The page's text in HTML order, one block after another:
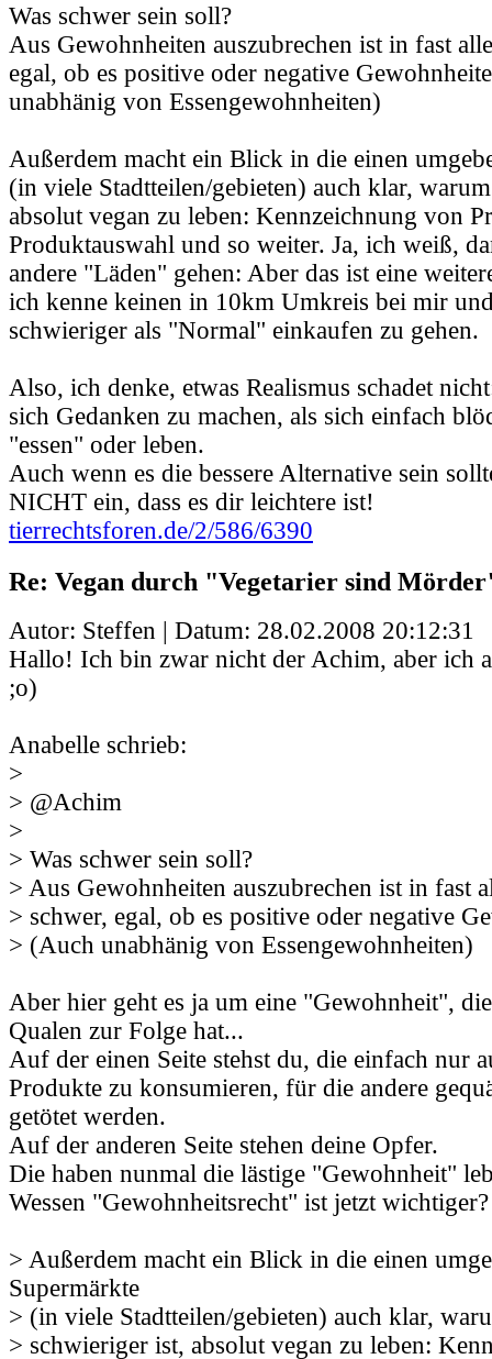
Was schwer sein soll?
Aus Gewohnheiten auszubrechen ist in fast
egal, ob es positive oder negative
unabhänig von Essengewohnheiten)
Außerdem macht ein Blick in die einen
(in viele Stadtteilen/gebieten) auch klar,
absolut vegan zu leben: Kennzeichnung von
Produktauswahl und so weiter. Ja, ich weiß,
andere "Läden" gehen: Aber das ist eine
ich kenne keinen in 10km Umkreis bei mir
schwieriger als "Normal" einkaufen zu gehen.
Also, ich denke, etwas Realismus schadet
sich Gedanken zu machen, als sich einfach
"essen" oder leben.
Auch wenn es die bessere Alternative sein
NICHT ein, dass es dir leichtere ist!
tierrechtsforen.de/2/586/6390
Re: Vegan durch "Vegetarier sind
Autor: Steffen | Datum: 28.02.2008 20:12:31
Hallo! Ich bin zwar nicht der Achim, aber ich
;o)
Anabelle schrieb:
>
> @Achim
>
> Was schwer sein soll?
> Aus Gewohnheiten auszubrechen ist in fast
> schwer, egal, ob es positive oder negative
> (Auch unabhänig von Essengewohnheiten)
Aber hier geht es ja um eine "Gewohnheit",
Qualen zur Folge hat...
Auf der einen Seite stehst du, die einfach nur
Produkte zu konsumieren, für die andere
getötet werden.
Auf der anderen Seite stehen deine Opfer.
Die haben nunmal die lästige "Gewohnheit"
Wessen "Gewohnheitsrecht" ist jetzt wichtiger?
> Außerdem macht ein Blick in die einen
Supermärkte
> (in viele Stadtteilen/gebieten) auch klar,
> schwieriger ist, absolut vegan zu leben: